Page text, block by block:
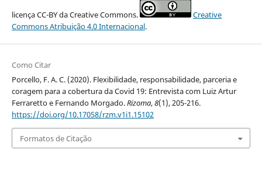
licença CC-BY da Creative Commons.
Creative
Commons Atribuição 4.0 Internacional.
Como Citar
Porcello, F. A. C. (2020). Flexibilidade, responsabilidade, parceria e
coragem para a cobertura da Covid 19: Entrevista com Luiz Artur
Ferraretto e Fernando Morgado.Rizoma,8(1), 205-216.
https://doi.org/10.17058/rzm.v1i1.15102
Formatos de Citação